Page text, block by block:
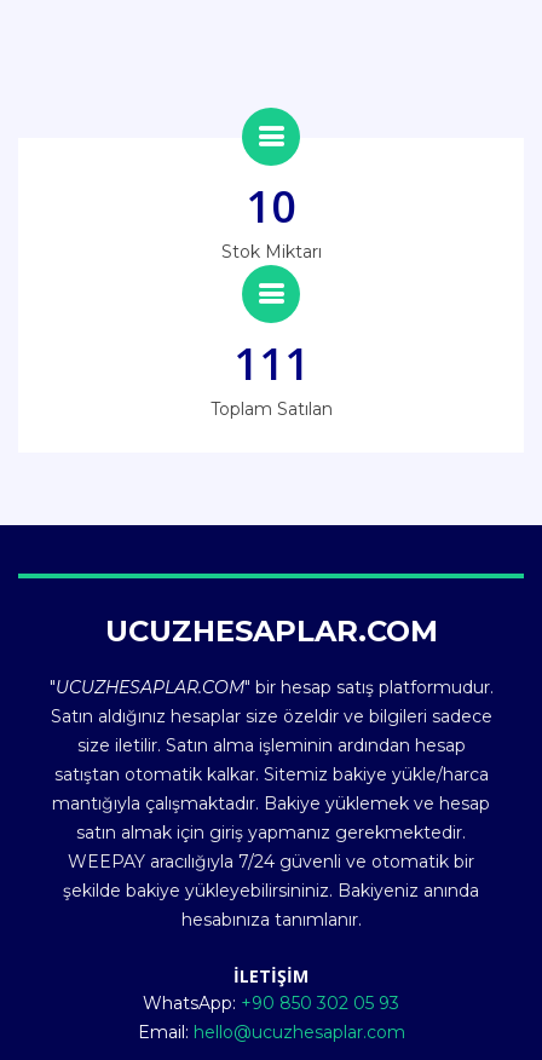
10
Stok Miktarı
111
Toplam Satılan
UCUZHESAPLAR.COM
"UCUZHESAPLAR.COM" bir hesap satış platformudur.
Satın aldığınız hesaplar size özeldir ve bilgileri sadece
size iletilir. Satın alma işleminin ardından hesap
satıştan otomatik kalkar. Sitemiz bakiye yükle/harca
mantığıyla çalışmaktadır. Bakiye yüklemek ve hesap
satın almak için giriş yapmanız gerekmektedir.
WEEPAY aracılığıyla 7/24 güvenli ve otomatik bir
şekilde bakiye yükleyebilirsininiz. Bakiyeniz anında
hesabınıza tanımlanır.
İLETİŞİM
WhatsApp: +90 850 302 05 93
Email: hello@ucuzhesaplar.com